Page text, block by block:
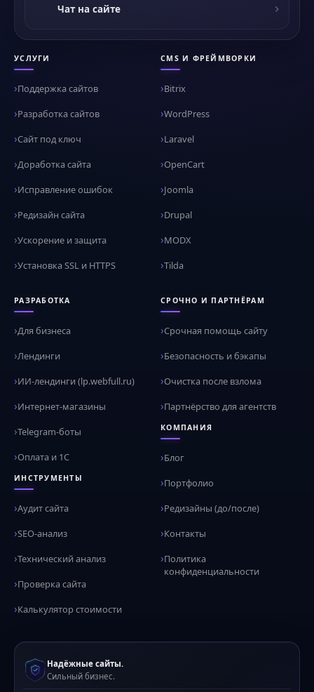
Чат на сайте
УСЛУГИ
Поддержка сайтов
Разработка сайтов
Сайт под ключ
Доработка сайта
Исправление ошибок
Редизайн сайта
Ускорение и защита
Установка SSL и HTTPS
CMS И ФРЕЙМВОРКИ
Bitrix
WordPress
Laravel
OpenCart
Joomla
Drupal
MODX
Tilda
РАЗРАБОТКА
Для бизнеса
Лендинги
ИИ-лендинги (lp.webfull.ru)
Интернет-магазины
Telegram-боты
Оплата и 1С
ИНСТРУМЕНТЫ
Аудит сайта
SEO-анализ
Технический анализ
Проверка сайта
Калькулятор стоимости
СРОЧНО И ПАРТНЁРАМ
Срочная помощь сайту
Безопасность и бэкапы
Очистка после взлома
Партнёрство для агентств
КОМПАНИЯ
Блог
Портфолио
Редизайны (до/после)
Контакты
Политика
конфиденциальности
Надёжные сайты.
Сильный бизнес.